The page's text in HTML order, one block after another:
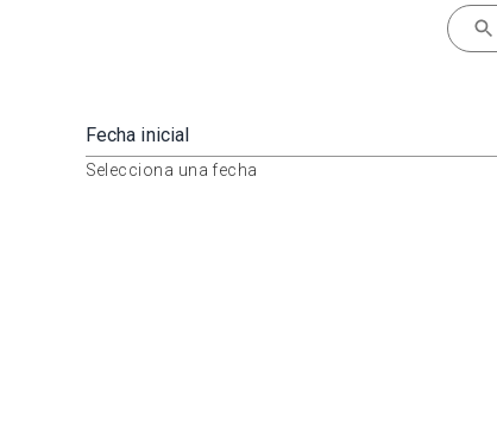
Fecha inicial
Selecciona una fecha